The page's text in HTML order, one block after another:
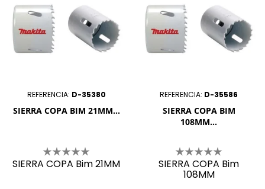
REFERENCIA: D-35380
SIERRA COPA BIM 21MM...
SIERRA COPA Bim 21MM
REFERENCIA: D-35586
SIERRA COPA BIM
108MM...
SIERRA COPA Bim
108MM